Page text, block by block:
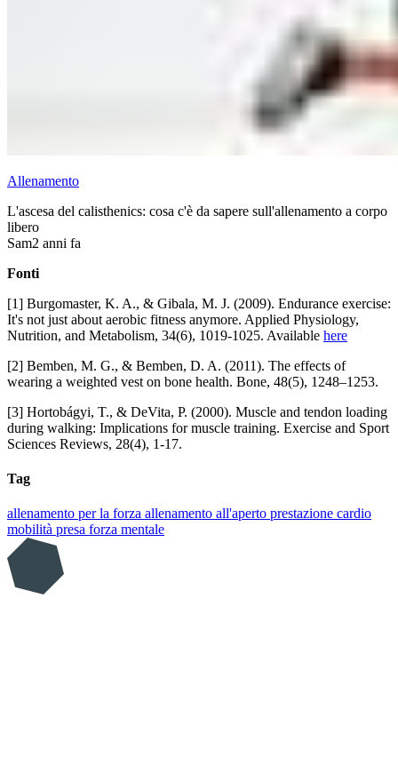
Allenamento
L'ascesa del calisthenics: cosa c'è da sapere sull'allenamento a corpo
libero
Sam2 anni fa
Fonti
[1] Burgomaster, K. A., & Gibala, M. J. (2009). Endurance exercise:
It's not just about aerobic fitness anymore. Applied Physiology,
Nutrition, and Metabolism, 34(6), 1019-1025. Available here
[2] Bemben, M. G., & Bemben, D. A. (2011). The effects of
wearing a weighted vest on bone health. Bone, 48(5), 1248–1253.
[3] Hortobágyi, T., & DeVita, P. (2000). Muscle and tendon loading
during walking: Implications for muscle training. Exercise and Sport
Sciences Reviews, 28(4), 1-17.
Tag
allenamento per la forza allenamento all'aperto prestazione cardio
mobilità presa forza mentale